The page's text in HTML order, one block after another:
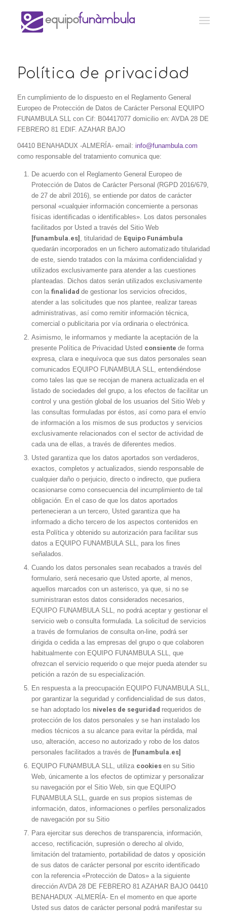
Política de privacidad
En cumplimiento de lo dispuesto en el Reglamento General
Europeo de Protección de Datos de Carácter Personal EQUIPO
FUNAMBULA SLL con Cif: B04417077 domicilio en: AVDA 28 DE
FEBRERO 81 EDIF. AZAHAR BAJO
04410 BENAHADUX -ALMERÍA- email: info@funambula.com
como responsable del tratamiento comunica que:
De acuerdo con el Reglamento General Europeo de
Protección de Datos de Carácter Personal (RGPD 2016/679,
de 27 de abril 2016), se entiende por datos de carácter
personal «cualquier información concerniente a personas
físicas identificadas o identificables». Los datos personales
facilitados por Usted a través del Sitio Web
[funambula.es] , titularidad de Equipo Funámbula
quedarán incorporados en un fichero automatizado titularidad
de este, siendo tratados con la máxima confidencialidad y
utilizados exclusivamente para atender a las cuestiones
planteadas. Dichos datos serán utilizados exclusivamente
con la finalidad de gestionar los servicios ofrecidos,
atender a las solicitudes que nos plantee, realizar tareas
administrativas, así como remitir información técnica,
comercial o publicitaria por vía ordinaria o electrónica.
Asimismo, le informamos y mediante la aceptación de la
presente Política de Privacidad Usted consiente de forma
expresa, clara e inequívoca que sus datos personales sean
comunicados EQUIPO FUNAMBULA SLL, entendiéndose
como tales las que se recojan de manera actualizada en el
listado de sociedades del grupo, a los efectos de facilitar un
control y una gestión global de los usuarios del Sitio Web y
las consultas formuladas por éstos, así como para el envío
de información a los mismos de sus productos y servicios
exclusivamente relacionados con el sector de actividad de
cada una de ellas, a través de diferentes medios.
Usted garantiza que los datos aportados son verdaderos,
exactos, completos y actualizados, siendo responsable de
cualquier daño o perjuicio, directo o indirecto, que pudiera
ocasionarse como consecuencia del incumplimiento de tal
obligación. En el caso de que los datos aportados
pertenecieran a un tercero, Usted garantiza que ha
informado a dicho tercero de los aspectos contenidos en
esta Política y obtenido su autorización para facilitar sus
datos a EQUIPO FUNAMBULA SLL, para los fines
señalados.
Cuando los datos personales sean recabados a través del
formulario, será necesario que Usted aporte, al menos,
aquellos marcados con un asterisco, ya que, si no se
suministraran estos datos considerados necesarios,
EQUIPO FUNAMBULA SLL, no podrá aceptar y gestionar el
servicio web o consulta formulada. La solicitud de servicios
a través de formularios de consulta on-line, podrá ser
dirigida o cedida a las empresas del grupo o que colaboren
habitualmente con EQUIPO FUNAMBULA SLL, que
ofrezcan el servicio requerido o que mejor pueda atender su
petición a razón de su especialización.
En respuesta a la preocupación EQUIPO FUNAMBULA SLL,
por garantizar la seguridad y confidencialidad de sus datos,
se han adoptado los niveles de seguridad requeridos de
protección de los datos personales y se han instalado los
medios técnicos a su alcance para evitar la pérdida, mal
uso, alteración, acceso no autorizado y robo de los datos
personales facilitados a través de [funambula.es]
EQUIPO FUNAMBULA SLL, utiliza cookies en su Sitio
Web, únicamente a los efectos de optimizar y personalizar
su navegación por el Sitio Web, sin que EQUIPO
FUNAMBULA SLL, guarde en sus propios sistemas de
información, datos, informaciones o perfiles personalizados
de navegación por su Sitio
Para ejercitar sus derechos de transparencia, información,
acceso, rectificación, supresión o derecho al olvido,
limitación del tratamiento, portabilidad de datos y oposición
de sus datos de carácter personal por escrito identificado
con la referencia «Protección de Datos» a la siguiente
dirección AVDA 28 DE FEBRERO 81 AZAHAR BAJO 04410
BENAHADUX -ALMERÍA- En el momento en que aporte
Usted sus datos de carácter personal podrá manifestar su